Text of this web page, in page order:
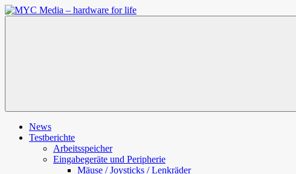
Zum
Inhalt
News
Testberichte
Arbeitsspeicher
Eingabegeräte und Peripherie
Mäuse / Joysticks / Lenkräder